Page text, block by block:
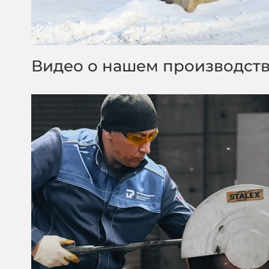
Видео о нашем